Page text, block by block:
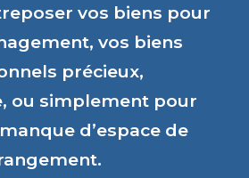
vos biens pour
vos biens
précieux,
ou simplement pour
d’espace de